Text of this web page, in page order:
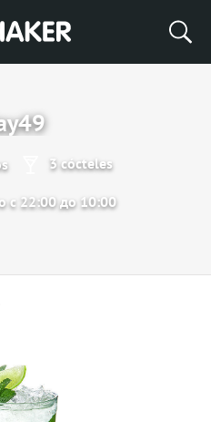
3 cócteles
с 22:00 до 10:00